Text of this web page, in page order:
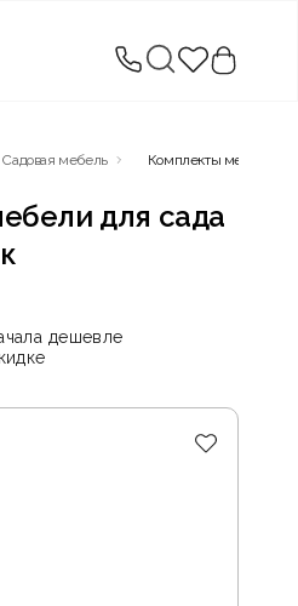
Садовая мебель Комплекты мебели
для сада
дешевле